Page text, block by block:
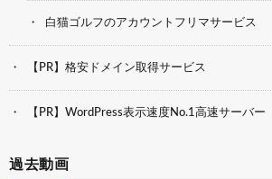
白猫ゴルフのアカウントフリマサービス
【PR】格安ドメイン取得サービス
【PR】WordPress表示速度No.1高速サーバー
過去動画